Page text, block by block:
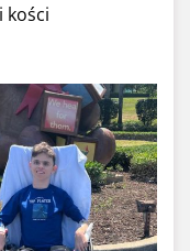
kości